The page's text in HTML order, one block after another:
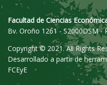
Facultad de Ciencias
Bv. Oroño 1261 - S2000DSM -
Copyright © 2021. All Rights
Desarrollado a partir de
FCEyE